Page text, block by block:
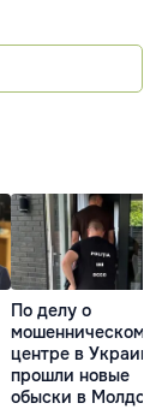
По делу о
мошенническом
центре в Украине
прошли новые
обыски в